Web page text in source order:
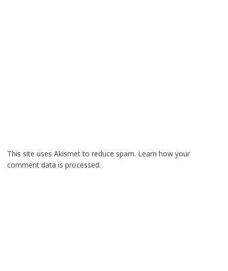
This site uses Akismet to reduce spam. Learn how your
comment data is processed.